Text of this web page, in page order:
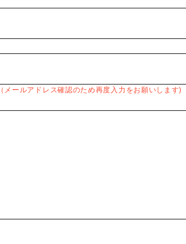
（メールアドレス確認のため再度入力をお願いします)